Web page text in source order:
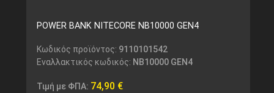
POWER BANK NITECORE NB10000 GEN4
Κωδικός προϊόντος: 9110101542
Εναλλακτικός κωδικός: NB10000 GEN4
Τιμή με ΦΠΑ: 74,90 €